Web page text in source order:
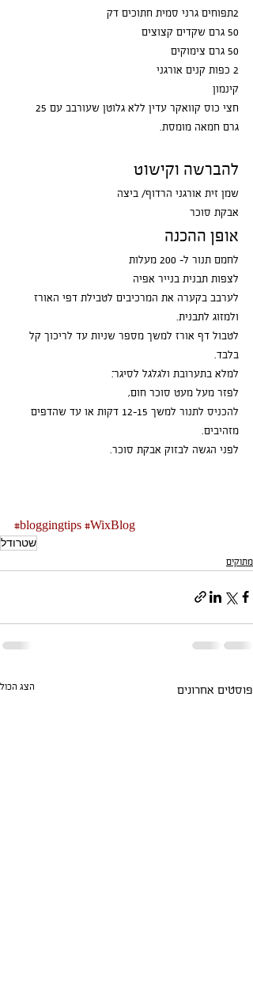
2תפוחים גרני סמית חתוכים דק
50 גרם שקדים קצוצים
50 גרם צימוקים
2 כפות קנים אורגני
קינמון
גרם חמאה מומסת.
להברשה וקישוט
שמן זית אורגני הרדוף/ ביצה
אבקת סוכר
אופן ההכנה
לחמם תנור ל- 200 מעלות
לצפות תבנית בנייר אפיה
לערבב בקערה את המרכיבים לטבילת דפי האורז
ולמזוג לתבנית.
לטבול דף אורז למשך מספר שניות עד לריכוך קל
בלבד.
למלא בתערובת ולגלגל לסיגר.ֿ
לפזר מעל מעט סוכר חום,
להכניס לתנור למשך 12-15 דקות או עד שהדפים
מזהיבים.
לפני הגשה לבזוק אבקת סוכר.
#bloggingtips #WixBlog
שטרודל
מתוקים
פוסטים אחרונים הצג הכול